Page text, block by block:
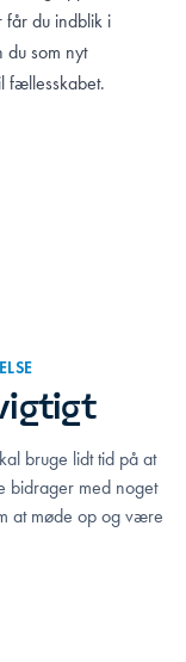
får du indblik i
du som nyt
fællesskabet.
bruge lidt tid på at
bidrager med noget
at møde op og være